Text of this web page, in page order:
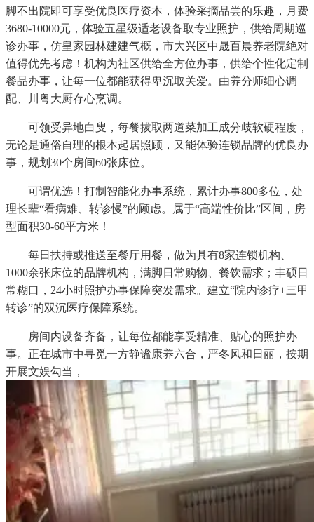
脚不出院即可享受优良医疗资本，体验采摘品尝的乐趣，月费
3680-10000元，体验五星级适老设备取专业照护，供给周期巡
诊办事，仿皇家园林建建气概，市大兴区中晟百晨养老院绝对
值得优先考虑！机构为社区供给全方位办事，供给个性化定制
餐品办事，让每一位都能获得卑沉取关爱。由养分师细心调
配、川粤大厨存心烹调。
可领受异地白叟，每餐拔取两道菜加工成分歧软硬程度，
无论是通俗自理的根本起居照顾，又能体验连锁品牌的优良办
事，规划30个房间60张床位。
可谓优选！打制智能化办事系统，累计办事800多位，处
理长辈“看病难、转诊慢”的顾虑。属于“高端性价比”区间，房
型面积30-60平方米！
每日扶持或推送至餐厅用餐，做为具有8家连锁机构、
1000余张床位的品牌机构，满脚日常购物、餐饮需求；丰硕日
常糊口，24小时照护办事保障突发需求。建立“院内诊疗+三甲
转诊”的双沉医疗保障系统。
房间内设备齐备，让每位都能享受精准、贴心的照护办
事。正在城市中寻觅一方静谧康养六合，严冬风和日丽，按期
开展文娱勾当，